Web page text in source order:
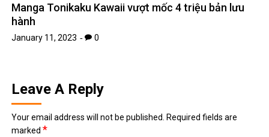
Manga Tonikaku Kawaii vượt mốc 4 triệu bản lưu
hành
January 11, 2023 0
Leave A Reply
Your email address will not be published.
Required fields are
marked*